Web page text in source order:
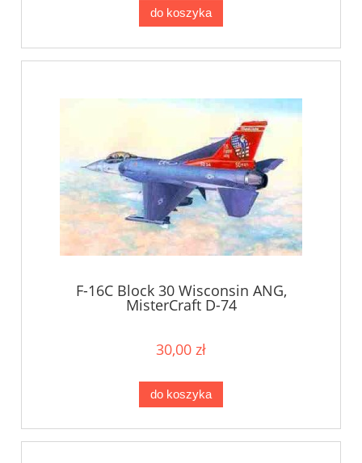
do koszyka
F-16C Block 30 Wisconsin ANG,
MisterCraft D-74
30,00 zł
do koszyka